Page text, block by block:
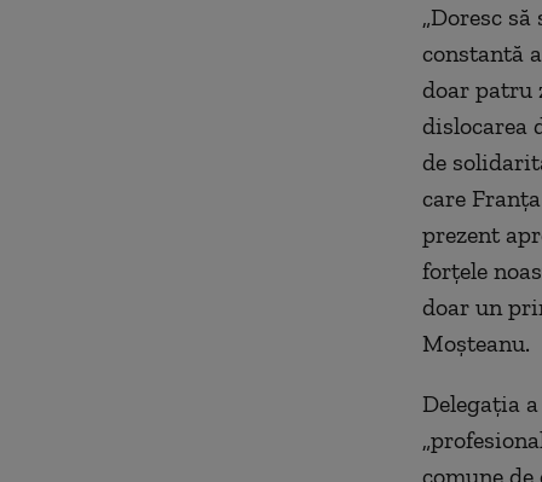
„Doresc
constantă
doar patru
dislocarea
de
care
prezent
forţele
doar un
Moşteanu.
Delegaţia
comune de